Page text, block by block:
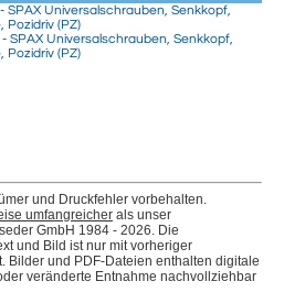
SPAX Universalschrauben, Senkkopf,
Pozidriv (PZ)
SPAX Universalschrauben, Senkkopf,
Pozidriv (PZ)
und Druckfehler vorbehalten.
umfangreicher als unser
GmbH 1984 - 2026. Die
und Bild ist nur mit vorheriger
Bilder und PDF-Dateien enthalten digitale
veränderte Entnahme nachvollziehbar